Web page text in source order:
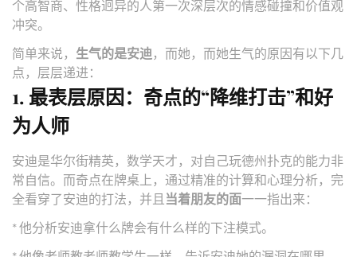
个高智商、性格迥异的人第一次深层次的情感碰撞和价值观
冲突。
简单来说， 生气的是安迪 ，而她，而她生气的原因有以下几
点，层层递进：
1. 最表层原因：奇点的“降维打击”和好
为人师
安迪是华尔街精英，数学天才，对自己玩德州扑克的能力非
常自信。而奇点在牌桌上，通过精准的计算和心理分析，完
全看穿了安迪的打法，并且 当着朋友的面一一指出来：
* 他分析安迪拿什么牌会有什么样的下注模式。